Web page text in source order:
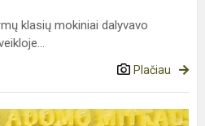
klasių mokiniai dalyvavo
Plačiau